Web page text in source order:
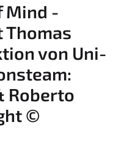
Mind -
Thomas
von Uni-
Roberto
©